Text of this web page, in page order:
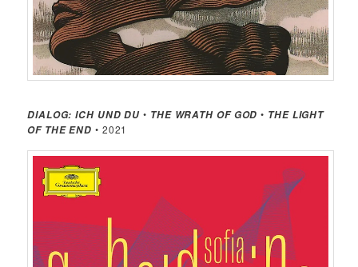
DIALOG: ICH UND DU • THE WRATH OF GOD • THE LIGHT
OF THE END • 2021